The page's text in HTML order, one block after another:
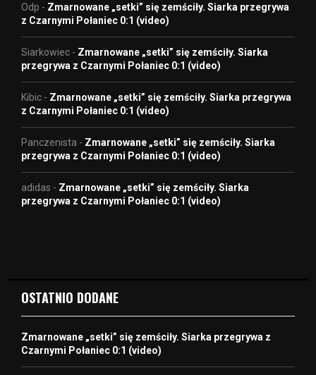
Odp - Zmarnowane „setki” się zemściły. Siarka przegrywa
z Czarnymi Połaniec 0:1 (video)
Siarkowiec - Zmarnowane „setki” się zemściły. Siarka
przegrywa z Czarnymi Połaniec 0:1 (video)
Kibic - Zmarnowane „setki” się zemściły. Siarka przegrywa
z Czarnymi Połaniec 0:1 (video)
Panczenista - Zmarnowane „setki” się zemściły. Siarka
przegrywa z Czarnymi Połaniec 0:1 (video)
adidas - Zmarnowane „setki” się zemściły. Siarka
przegrywa z Czarnymi Połaniec 0:1 (video)
OSTATNIO DODANE
Zmarnowane „setki” się zemściły. Siarka przegrywa z
Czarnymi Połaniec 0:1 (video)